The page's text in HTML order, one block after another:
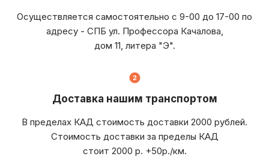
Осуществляется самостоятельно с 9-00 до 17-00 по
адресу - СПБ ул. Профессора Качалова,
дом 11, литера "Э".
Доставка нашим транспортом
В пределах КАД стоимость доставки 2000 рублей.
Стоимость доставки за пределы КАД
стоит 2000 р. +50р./км.